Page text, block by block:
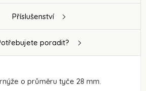
Příslušenství
poradit?
o průměru tyče 28 mm.